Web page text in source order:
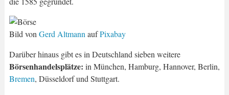
Bild von Gerd Altmann aufPixabay
Darüber hinaus gibt es in Deutschland sieben weitere
Börsenhandelsplätze: in München, Hamburg, Hannover, Berlin,
Bremen, Düsseldorf und Stuttgart.